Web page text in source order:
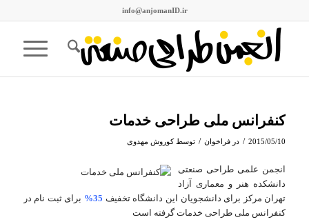
info@anjomanID.ir
کنفرانس ملی طراحی خدمات
2015/05/10
/ در فراخوان / توسطکوروش مهدوی
انجمن علمی طراحی صنعتی
دانشکده هنر و معماری آزاد
تهران مرکز برای دانشجویان این دانشگاه تخفیف 35%
برای ثبت نام در
کنفرانس ملی طراحی خدمات گرفته است